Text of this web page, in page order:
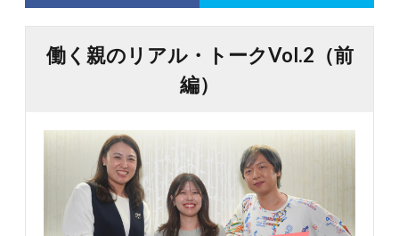
働く親のリアル・トークVol.2（前
編）